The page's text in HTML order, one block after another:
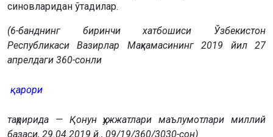
синовларидан ўтадилар.
(6-банднинг биринчи хатбошиси Ўзбекистон
Республикаси Вазирлар Маҳкамасининг 2019 йил 27
апрелдаги 360-сонли
қарори
таҳририда — Қонун ҳужжатлари маълумотлари миллий
базаси, 29.04.2019 й., 09/19/360/3030-сон)